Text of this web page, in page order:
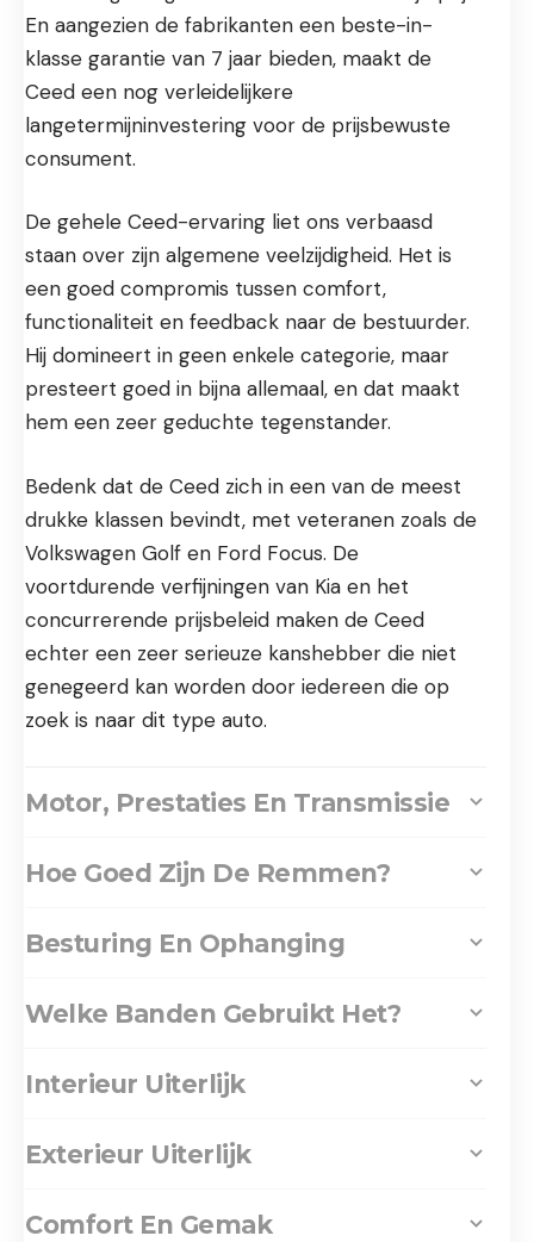
En aangezien de fabrikanten een beste-in-
klasse garantie van 7 jaar bieden, maakt de
Ceed een nog verleidelijkere
langetermijninvestering voor de prijsbewuste
consument.
De gehele Ceed-ervaring liet ons verbaasd
staan over zijn algemene veelzijdigheid. Het is
een goed compromis tussen comfort,
functionaliteit en feedback naar de bestuurder.
Hij domineert in geen enkele categorie, maar
presteert goed in bijna allemaal, en dat maakt
hem een zeer geduchte tegenstander.
Bedenk dat de Ceed zich in een van de meest
drukke klassen bevindt, met veteranen zoals de
Volkswagen Golf en Ford Focus. De
voortdurende verfijningen van Kia en het
concurrerende prijsbeleid maken de Ceed
echter een zeer serieuze kanshebber die niet
genegeerd kan worden door iedereen die op
zoek is naar dit type auto.
Motor, Prestaties En Transmissie
Hoe Goed Zijn De Remmen?
Besturing En Ophanging
Welke Banden Gebruikt Het?
Interieur Uiterlijk
Exterieur Uiterlijk
Comfort En Gemak